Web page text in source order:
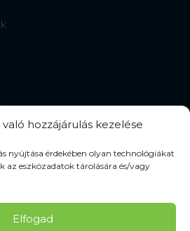
hozzájárulás kezelése
nyújtása érdekében olyan technológiákat
az eszközadatok tárolására és/vagy
Elfogad
s. r. o., minden jog fenntartva.